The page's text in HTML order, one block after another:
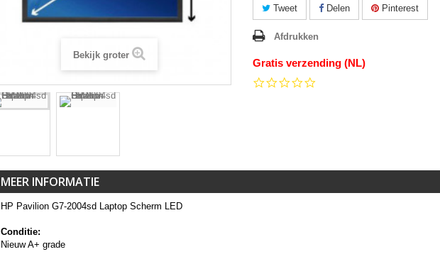
Bekijk groter
Tweet Delen Pinterest
Afdrukken
Gratis verzending (NL)
MEER INFORMATIE
HP Pavilion G7-2004sd Laptop Scherm LED
Conditie:
Nieuw A+ grade